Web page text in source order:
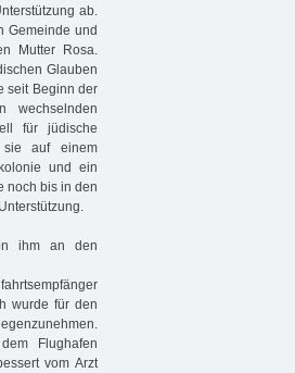
ab.
Gemeinde und
Mutter Rosa.
Glauben
seit Beginn der
wechselnden
für jüdische
sie auf einem
und ein
noch bis in den
ihm an den
wurde für den
Flughafen
vom Arzt